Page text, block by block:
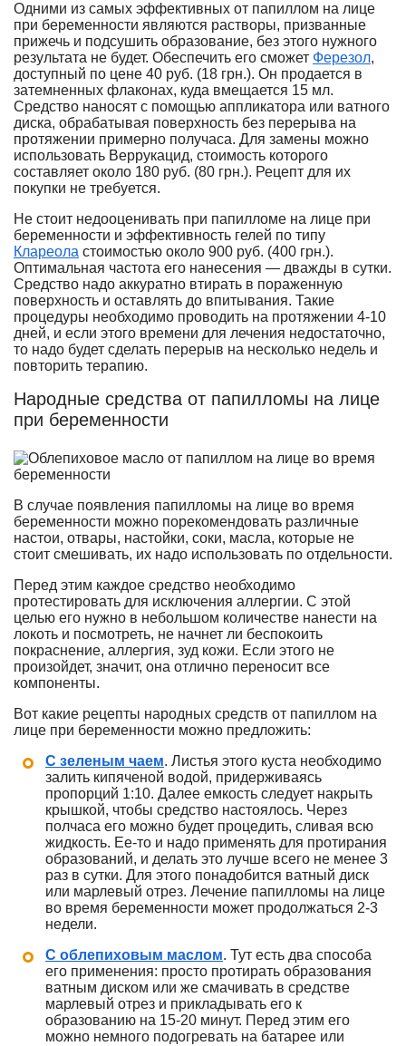
Одними из самых эффективных от папиллом на лице
при беременности являются растворы, призванные
прижечь и подсушить образование, без этого нужного
результата не будет. Обеспечить его сможет Ферезол,
доступный по цене 40 руб. (18 грн.). Он продается в
затемненных флаконах, куда вмещается 15 мл.
Средство наносят с помощью аппликатора или ватного
диска, обрабатывая поверхность без перерыва на
протяжении примерно получаса. Для замены можно
использовать Веррукацид, стоимость которого
составляет около 180 руб. (80 грн.). Рецепт для их
покупки не требуется.
Не стоит недооценивать при папилломе на лице при
беременности и эффективность гелей по типу
Клареола стоимостью около 900 руб. (400 грн.).
Оптимальная частота его нанесения — дважды в сутки.
Средство надо аккуратно втирать в пораженную
поверхность и оставлять до впитывания. Такие
процедуры необходимо проводить на протяжении 4-10
дней, и если этого времени для лечения недостаточно,
то надо будет сделать перерыв на несколько недель и
повторить терапию.
Народные средства от папилломы на лице
при беременности
В случае появления папилломы на лице во время
беременности можно порекомендовать различные
настои, отвары, настойки, соки, масла, которые не
стоит смешивать, их надо использовать по отдельности.
Перед этим каждое средство необходимо
протестировать для исключения аллергии. С этой
целью его нужно в небольшом количестве нанести на
локоть и посмотреть, не начнет ли беспокоить
покраснение, аллергия, зуд кожи. Если этого не
произойдет, значит, она отлично переносит все
компоненты.
Вот какие рецепты народных средств от папиллом на
лице при беременности можно предложить:
С зеленым чаем. Листья этого куста необходимо
залить кипяченой водой, придерживаясь
пропорций 1:10. Далее емкость следует накрыть
крышкой, чтобы средство настоялось. Через
полчаса его можно будет процедить, сливая всю
жидкость. Ее-то и надо применять для протирания
образований, и делать это лучше всего не менее 3
раз в сутки. Для этого понадобится ватный диск
или марлевый отрез. Лечение папилломы на лице
во время беременности может продолжаться 2-3
недели.
С облепиховым маслом. Тут есть два способа
его применения: просто протирать образования
ватным диском или же смачивать в средстве
марлевый отрез и прикладывать его к
образованию на 15-20 минут. Перед этим его
можно немного подогревать на батарее или